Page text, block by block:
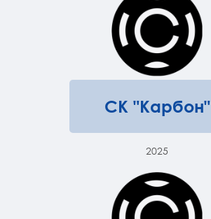
СК "Карбон"
2025